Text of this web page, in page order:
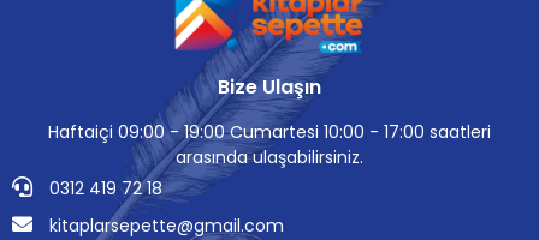
Bize Ulaşın
Haftaiçi 09:00 - 19:00 Cumartesi 10:00 - 17:00 saatleri
arasında ulaşabilirsiniz.
0312 419 72 18
kitaplarsepette@gmail.com